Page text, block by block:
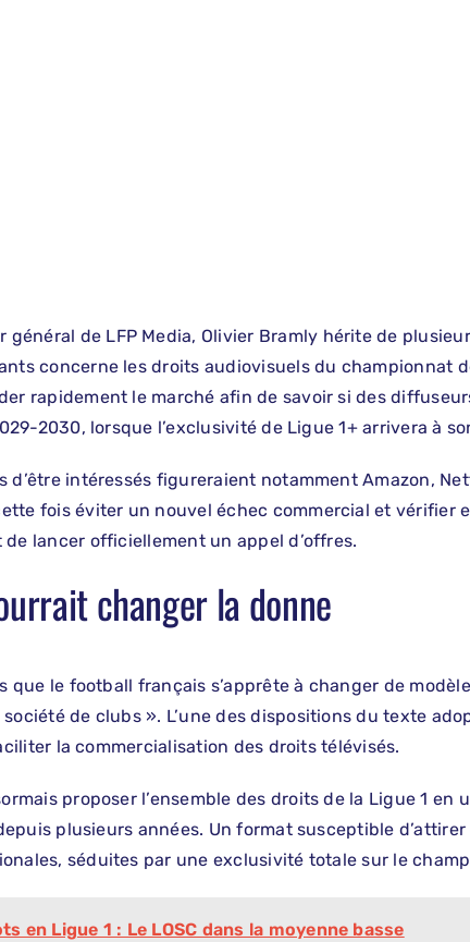
de LFP Media, Olivier Bramly hérite de
concerne les droits audiovisuels du championnat
rapidement le marché afin de savoir si des
2030, lorsque l’exclusivité de Ligue 1+ arrivera à
d’être intéressés figureraient notamment Amazon,
fois éviter un nouvel échec commercial et vérifier
lancer officiellement un appel d’offres.
changer la donne
le football français s’apprête à changer de
de clubs ». L’une des dispositions du texte
la commercialisation des droits télévisés.
proposer l’ensemble des droits de la Ligue 1 en
plusieurs années. Un format susceptible
séduites par une exclusivité totale sur le
en Ligue 1 : Le LOSC dans la moyenne basse